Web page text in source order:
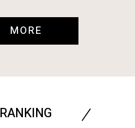
MORE
RANKING